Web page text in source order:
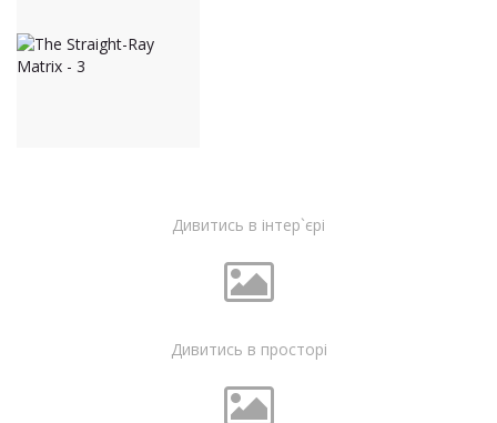
Дивитись в інтер`єрі
Дивитись в просторі